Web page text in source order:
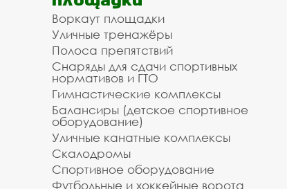
Воркаут площадки
Уличные тренажёры
Полоса препятствий
Снаряды для сдачи спортивных
нормативов и ГТО
Гимнастические комплексы
Балансиры (детское спортивное
оборудование)
Уличные канатные комплексы
Скалодромы
Спортивное оборудование
Футбольные и хоккейные ворота